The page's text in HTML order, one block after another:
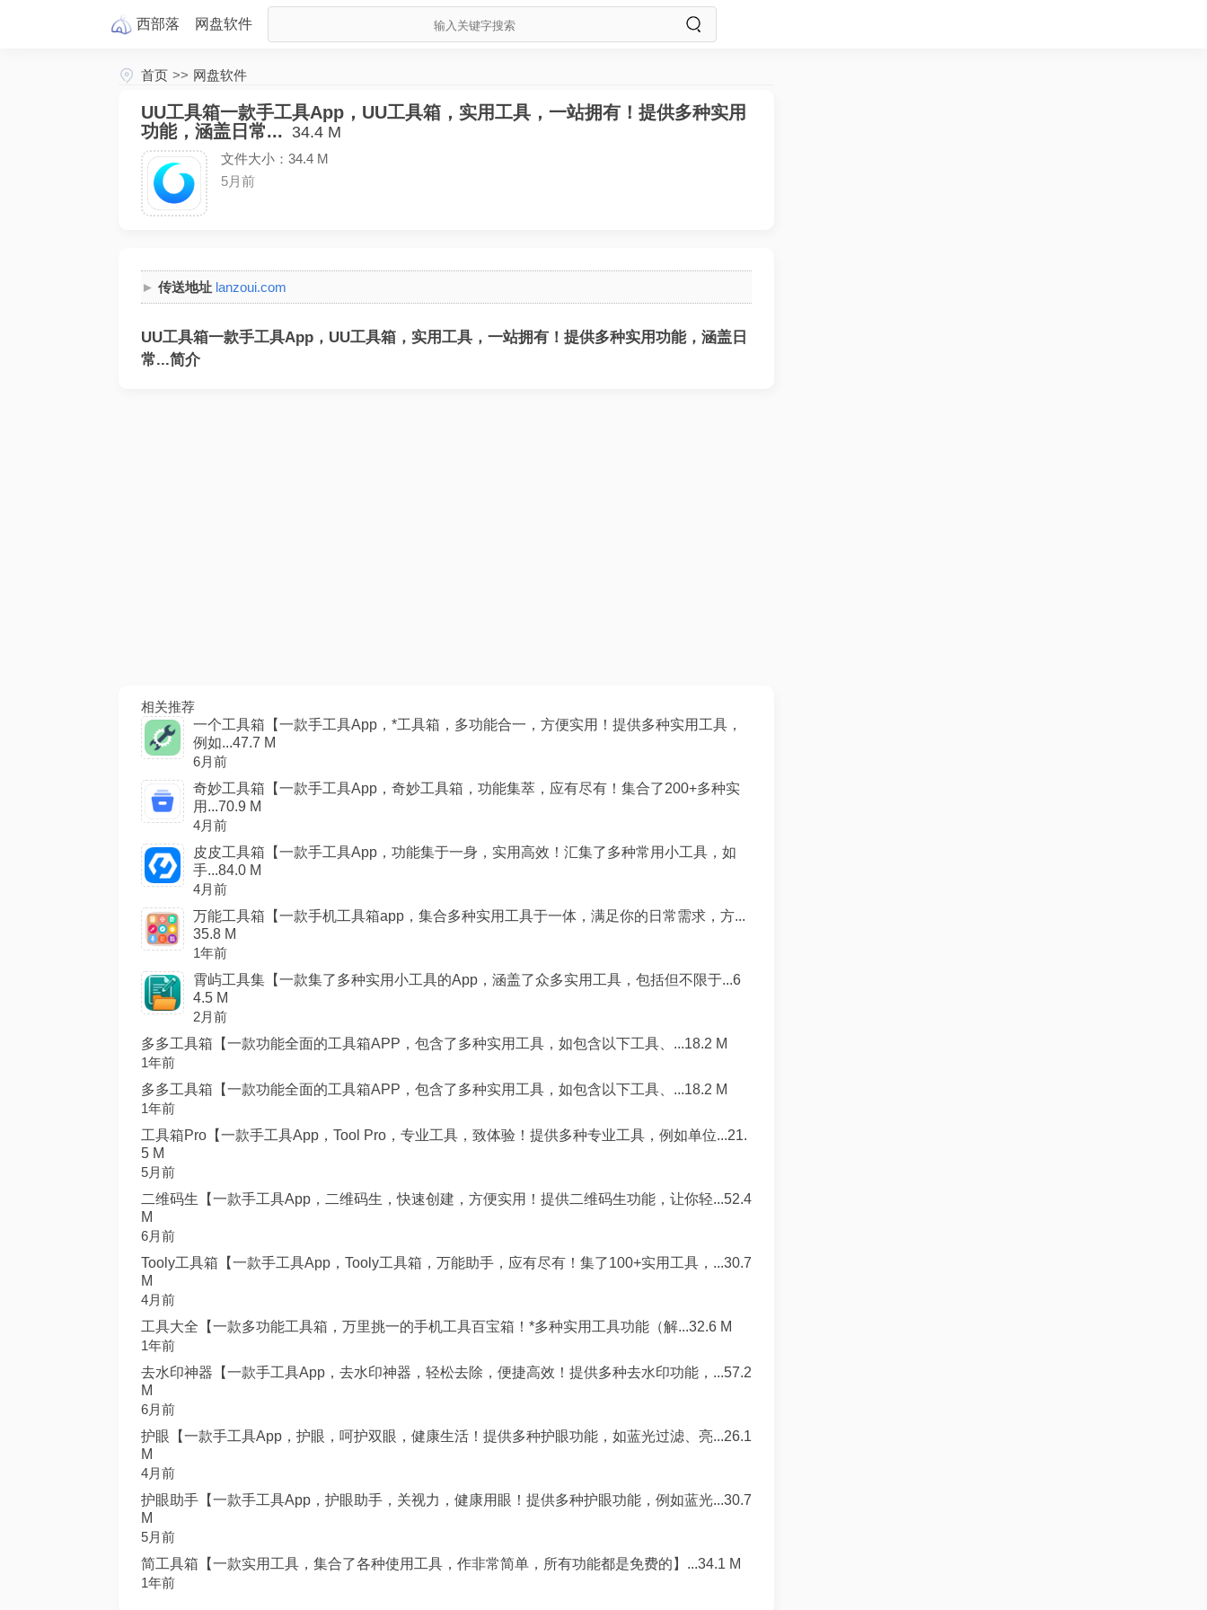
西部落 网盘软件
首页 >> 网盘软件
UU工具箱一款手工具App，UU工具箱，实用工具，一站拥有！提供多种实用
功能，涵盖日常... 34.4 M
文件大小：34.4 M
5月前
传送地址 lanzoui.com
UU工具箱一款手工具App，UU工具箱，实用工具，一站拥有！提供多种实用功能，涵盖日
常...简介
相关推荐
一个工具箱【一款手工具App，*工具箱，多功能合一，方便实用！提供多种实用工具，
例如...47.7 M
6月前
奇妙工具箱【一款手工具App，奇妙工具箱，功能集萃，应有尽有！集合了200+多种实
用...70.9 M
4月前
皮皮工具箱【一款手工具App，功能集于一身，实用高效！汇集了多种常用小工具，如
手...84.0 M
4月前
万能工具箱【一款手机工具箱app，集合多种实用工具于一体，满足你的日常需求，方...
35.8 M
1年前
霄屿工具集【一款集了多种实用小工具的App，涵盖了众多实用工具，包括但不限于...6
4.5 M
2月前
多多工具箱【一款功能全面的工具箱APP，包含了多种实用工具，如包含以下工具、...18.2 M
1年前
多多工具箱【一款功能全面的工具箱APP，包含了多种实用工具，如包含以下工具、...18.2 M
1年前
工具箱Pro【一款手工具App，Tool Pro，专业工具，致体验！提供多种专业工具，例如单位...21.
5 M
5月前
二维码生【一款手工具App，二维码生，快速创建，方便实用！提供二维码生功能，让你轻...52.4
M
6月前
Tooly工具箱【一款手工具App，Tooly工具箱，万能助手，应有尽有！集了100+实用工具，...30.7
M
4月前
工具大全【一款多功能工具箱，万里挑一的手机工具百宝箱！*多种实用工具功能（解...32.6 M
1年前
去水印神器【一款手工具App，去水印神器，轻松去除，便捷高效！提供多种去水印功能，...57.2
M
6月前
护眼【一款手工具App，护眼，呵护双眼，健康生活！提供多种护眼功能，如蓝光过滤、亮...26.1
M
4月前
护眼助手【一款手工具App，护眼助手，关视力，健康用眼！提供多种护眼功能，例如蓝光...30.7
M
5月前
简工具箱【一款实用工具，集合了各种使用工具，作非常简单，所有功能都是免费的】...34.1 M
1年前